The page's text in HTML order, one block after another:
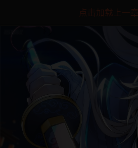
点击加载上一